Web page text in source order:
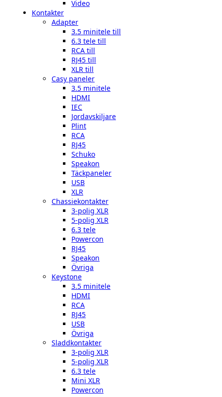
Video
Kontakter
Adapter
3.5 minitele till
6.3 tele till
RCA till
RJ45 till
XLR till
Casy paneler
3.5 minitele
HDMI
IEC
Jordavskiljare
Plint
RCA
RJ45
Schuko
Speakon
Täckpaneler
USB
XLR
Chassiekontakter
3-polig XLR
5-polig XLR
6.3 tele
Powercon
RJ45
Speakon
Övriga
Keystone
3.5 minitele
HDMI
RCA
RJ45
USB
Övriga
Sladdkontakter
3-polig XLR
5-polig XLR
6.3 tele
Mini XLR
Powercon